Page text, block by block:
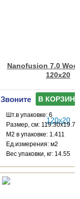
Nanofusion 7.0
120x20
Звоните В КОРЗИНУ
Шт.в упаковке: 6
Размер, см: 119.30x19.71
М2 в упаковке: 1.411
Ед.измерения: м2
Веc упаковки, кг: 14.55